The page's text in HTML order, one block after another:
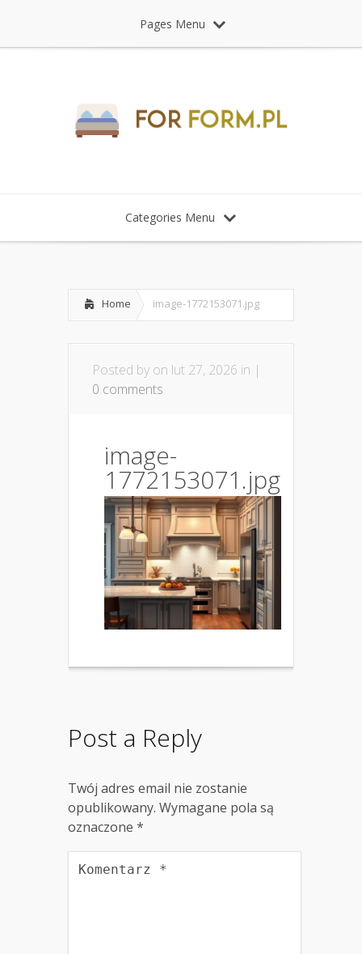
Pages Menu
Categories Menu
Home image-1772153071.jpg
Posted by on lut 27, 2026 in |
0 comments
image-
1772153071.jpg
Post a Reply
Twój adres email nie zostanie
opublikowany. Wymagane pola są
oznaczone *